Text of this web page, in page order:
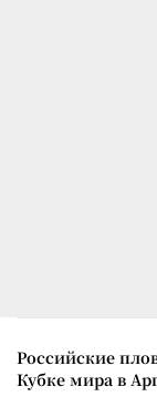
Российские
Кубке мира в